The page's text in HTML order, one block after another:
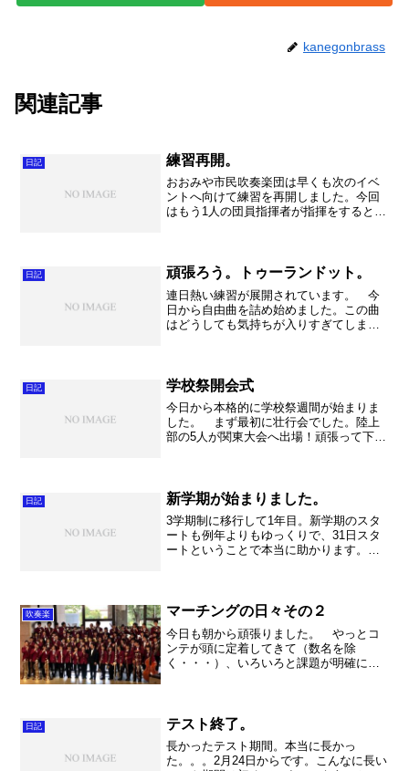
kanegonbrass
関連記事
日記 練習再開。
おおみや市民吹奏楽団は早くも次のイベ
ントへ向けて練習を再開しました。今回
はもう1人の団員指揮者が指揮をするとい
う！」な～んて軽く言ってま...
日記 頑張ろう。トゥーランドット。
連日熱い練習が展開されています。 今
日から自由曲を詰め始めました。この曲
はどうしても気持ちが入りすぎてしま
～。 ということでまだまだ荒...
日記 学校祭開会式
今日から本格的に学校祭週間が始まりま
した。 まず最初に壮行会でした。陸上
部の5人が関東大会へ出場！頑張って下さ
事な開会式となりました...
日記 新学期が始まりました。
3学期制に移行して1年目。新学期のスタ
ートも例年よりもゆっくりで、31日スタ
ートということで本当に助かります。以
10月だし、まだ気分が慣...
吹奏楽 マーチングの日々その２
今日も朝から頑張りました。 やっとコ
ンテが頭に定着してきて（数名を除
く・・・）、いろいろと課題が明確にな
ズレてしまいます。このマーチ...
日記 テスト終了。
長かったテスト期間。本当に長かっ
た。。。2月24日からです。こんなに長い